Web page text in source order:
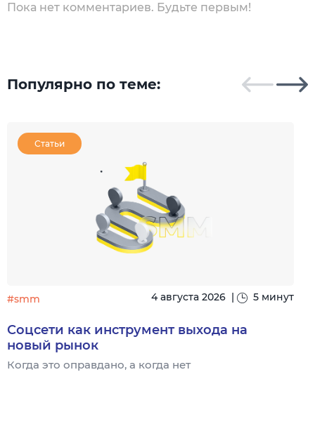
Пока нет комментариев. Будьте первым!
Популярно по теме:
Статьи
#smm 4 августа 2026 | 5 минут
Соцсети как инструмент выхода на
новый рынок
Когда это оправдано, а когда нет